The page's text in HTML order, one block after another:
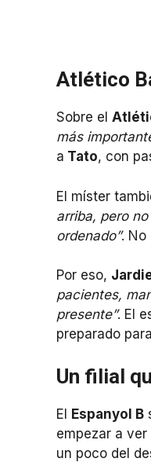
Atlético
Sobre el
más
a Tato, con
El míster
arriba, pero
ordenado”. No
Por eso,
pacientes,
presente”. El
preparado
Un filial
El Espanyol B
empezar a
un poco del